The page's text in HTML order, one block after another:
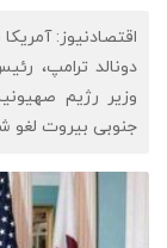
اقتصادنیوز:
دونالد ترامپ،
وزیر رژیم
جنوبی بیروت لغو